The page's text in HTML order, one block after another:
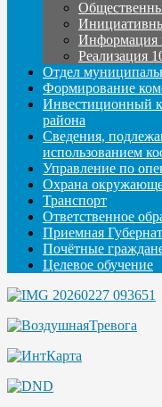
Информация
Реализация
Отдел
Формирование
Инвестиционный
района
Сведения,
использованием
Управление по
Охрана
Транспорт
Ответственное
Приемная
Почётные
Целевое обучение